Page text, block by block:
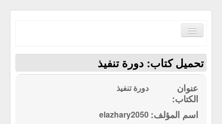
Toggle
Navigation
الكتب حسب الترتيب الابجدي
تحميل كتاب: دورة تنفيذ
دورة تنفيذ
elazhary2050